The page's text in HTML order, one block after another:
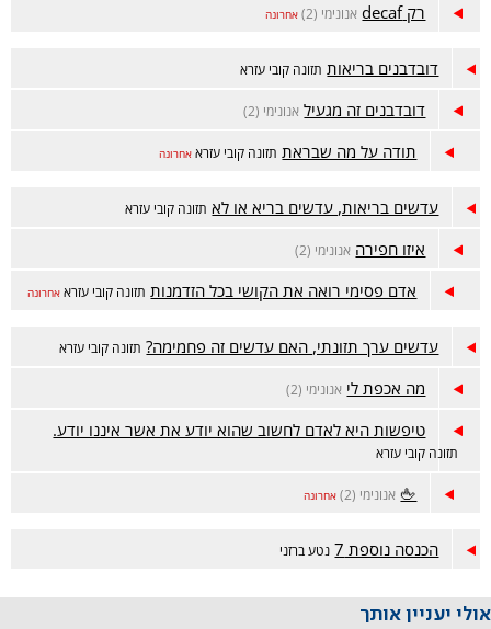
רק decaf אנונימי (2) אחרונה
דובדבנים בריאות תזונה קובי עזרא
דובדבנים זה מגעיל אנונימי (2)
תודה על מה שבראת תזונה קובי עזרא אחרונה
עדשים בריאות, עדשים בריא או לא תזונה קובי עזרא
איזו חפירה אנונימי (2)
אדם פסימי רואה את הקושי בכל הזדמנות תזונה קובי עזרא אחרונה
עדשים ערך תזונתי, האם עדשים זה פחמימה? תזונה קובי עזרא
מה אכפת לי אנונימי (2)
טיפשות היא לאדם לחשוב שהוא יודע את אשר איננו יודע.
תזונה קובי עזרא
🖕 אנונימי (2) אחרונה
הכנסה נוספת 7 נטע ברזני
אולי יעניין אותך